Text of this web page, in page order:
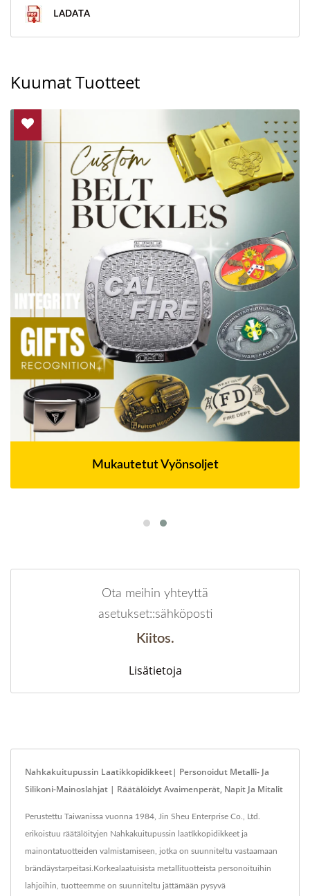
LADATA
Kuumat Tuotteet
Mukautetut Vyönsoljet
Ota meihin yhteyttä
asetukset::sähköposti
Kiitos.
Lisätietoja
Nahkakuitupussin Laatikkopidikkeet| Personoidut Metalli- Ja
Silikoni-Mainoslahjat | Räätälöidyt Avaimenperät, Napit Ja Mitalit
Perustettu Taiwanissa vuonna 1984, Jin Sheu Enterprise Co., Ltd.
erikoistuu räätälöityjen Nahkakuitupussin laatikkopidikkeet ja
mainontatuotteiden valmistamiseen, jotka on suunniteltu vastaamaan
brändäystarpeitasi.Korkealaatuisista metallituotteista personoituihin
lahjoihin, tuotteemme on suunniteltu jättämään pysyvä